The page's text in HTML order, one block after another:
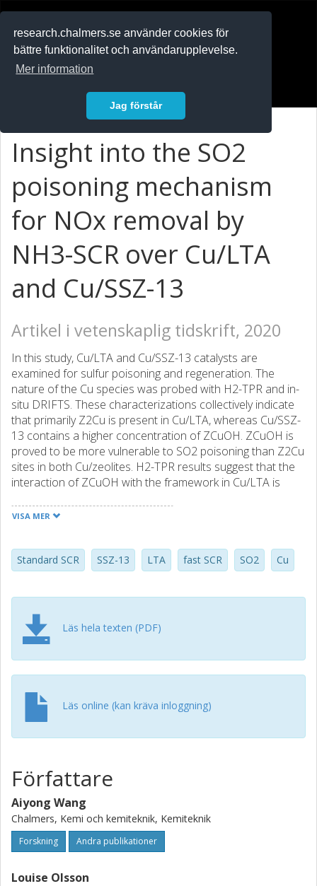
research.chalmers.se använder cookies för
bättre funktionalitet och användarupplevelse.
Mer information
Jag förstår
Insight into the SO2
poisoning mechanism
for NOx removal by
NH3-SCR over Cu/LTA
and Cu/SSZ-13
Artikel i vetenskaplig tidskrift, 2020
In this study, Cu/LTA and Cu/SSZ-13 catalysts are
examined for sulfur poisoning and regeneration. The
nature of the Cu species was probed with H2-TPR and in-
situ DRIFTS. These characterizations collectively indicate
that primarily Z2Cu is present in Cu/LTA, whereas Cu/SSZ-
13 contains a higher concentration of ZCuOH. ZCuOH is
proved to be more vulnerable to SO2 poisoning than Z2Cu
sites in both Cu/zeolites. H2-TPR results suggest that the
interaction of ZCuOH with the framework in Cu/LTA is
susceptibility to SO2adsorption. Moreover, Cu/LTA can
rate due to the different location of generated
(NH4)2SO4. Cu/LTA can be fully restored after
newly formed CuOx clusters.
VISA MER
Standard SCR SSZ-13 LTA fast SCR SO2 Cu
Läs hela texten (PDF)
Läs online (kan kräva inloggning)
Författare
Aiyong Wang
Chalmers, Kemi och kemiteknik, Kemiteknik
Forskning Andra publikationer
Louise Olsson